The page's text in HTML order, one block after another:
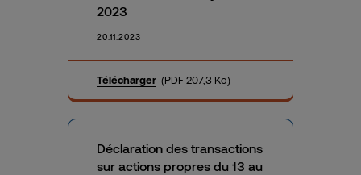
2023
20.11.2023
Télécharger (PDF 207,3 Ko)
Déclaration des transactions
sur actions propres du 13 au